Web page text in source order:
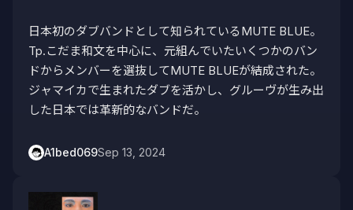
日本初のダブバンドとして知られているMUTE BLUE。
Tp.こだま和文を中心に、元組んでいたいくつかのバン
ドからメンバーを選抜してMUTE BLUEが結成された。
ジャマイカで生まれたダブを活かし、グルーヴが生み出
した日本では革新的なバンドだ。
A1bed069Sep 13, 2024